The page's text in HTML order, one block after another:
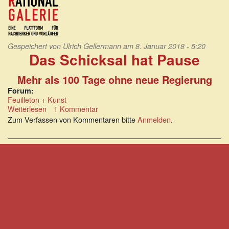
Gespeichert von Ulrich Gellermann am 8. Januar 2018 - 5:20
Das Schicksal hat Pause
Mehr als 100 Tage ohne neue Regierung
Forum:
Feuilleton + Kunst
Weiterlesen über
Das
hat
Pause.
1 Kommentar
Zum Verfassen von Kommentaren bitteAnmelden.